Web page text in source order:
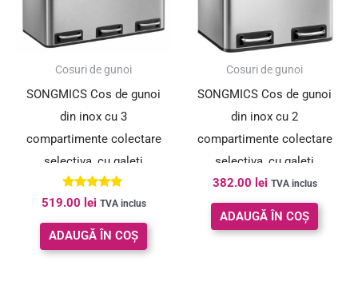
Cosuri de gunoi
SONGMICS Cos de gunoi
din inox cu 3
compartimente colectare
selectiva, cu galeti
interioare, 3x18litri, argintiu
si negru
Evaluat la
5.00
din 5
519.00 lei TVA inclus
ADAUGĂ ÎN COȘ
Cosuri de gunoi
SONGMICS Cos de gunoi
din inox cu 2
compartimente colectare
selectiva, cu galeti
interioare, 2x15litri, argintiu
si negru
382.00 lei TVA inclus
ADAUGĂ ÎN COȘ